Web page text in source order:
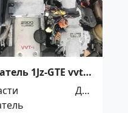
1Jz-GTE vvt-i
Для